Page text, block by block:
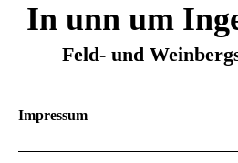
In unn um
Feld- und
Impressum